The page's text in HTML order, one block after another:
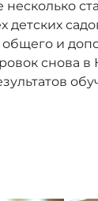
и
снова